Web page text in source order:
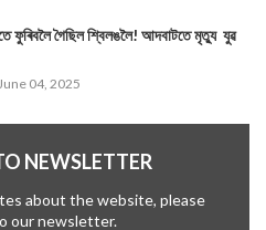
ফুৰিবলৈ গৈছিল শ্বিলঙলৈ! আদবাটতে মৃত্যু যুৱ
04, 2025
NEWSLETTER
about the website, please
our newsletter.